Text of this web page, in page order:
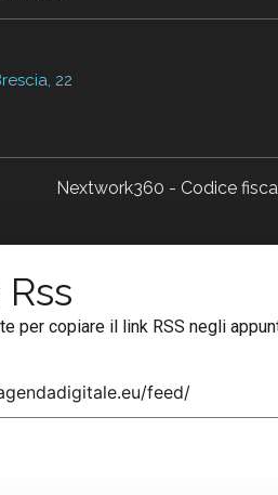
22
Nextwork360 - Codice
per copiare il link RSS negli